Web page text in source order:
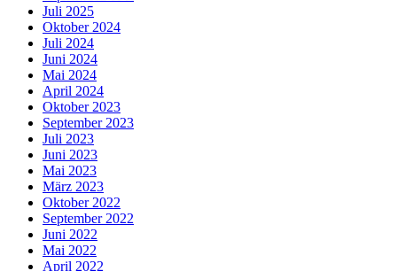
Juli 2025
Oktober 2024
Juli 2024
Juni 2024
Mai 2024
April 2024
Oktober 2023
September 2023
Juli 2023
Juni 2023
Mai 2023
März 2023
Oktober 2022
September 2022
Juni 2022
Mai 2022
April 2022